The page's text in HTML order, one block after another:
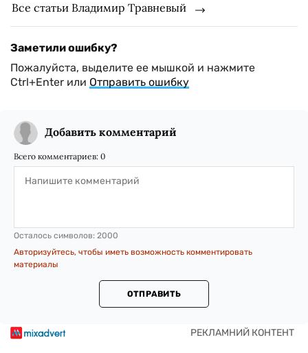
Все статьи Владимир Травневый
Заметили ошибку?
Пожалуйста, выделите ее мышкой и нажмите
Ctrl+Enter или Отправить ошибку
Добавить комментарий
Всего комментариев: 0
Осталось символов: 2000
Авторизуйтесь, чтобы иметь возможность комментировать
материалы
ОТПРАВИТЬ